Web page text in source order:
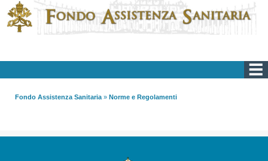
Fondo Assistenza Sanitaria » Norme e Regolamenti